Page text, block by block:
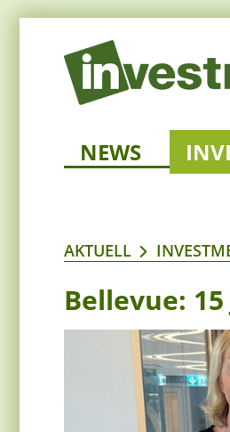
NEWS
AKTUELL
Bellevue: